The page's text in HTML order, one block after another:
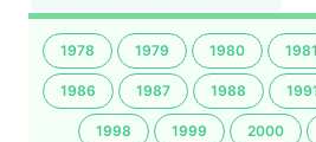
1978 1979 1980 1981
1986 1987 1988
1998 1999 2000